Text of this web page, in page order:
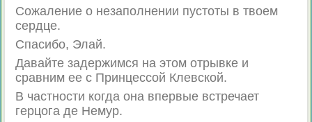
Сожаление о незаполнении пустоты в твоем
сердце.
Спасибо, Элай.
Давайте задержимся на этом отрывке и
сравним ее с Принцессой Клевской.
В частности когда она впервые встречает
герцога де Немур.